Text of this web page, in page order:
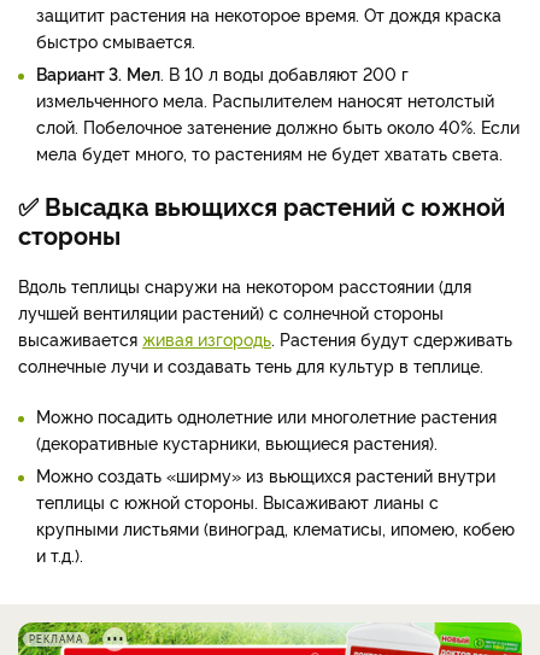
защитит растения на некоторое время. От дождя краска
быстро смывается.
Вариант 3. Мел. В 10 л воды добавляют 200 г
измельченного мела. Распылителем наносят нетолстый
слой. Побелочное затенение должно быть около 40%. Если
мела будет много, то растениям не будет хватать света.
✅ Высадка вьющихся растений с южной
стороны
Вдоль теплицы снаружи на некотором расстоянии (для
лучшей вентиляции растений) с солнечной стороны
высаживается живая изгородь. Растения будут сдерживать
солнечные лучи и создавать тень для культур в теплице.
Можно посадить однолетние или многолетние растения
(декоративные кустарники, вьющиеся растения).
Можно создать «ширму» из вьющихся растений внутри
теплицы с южной стороны. Высаживают лианы с
крупными листьями (виноград, клематисы, ипомею, кобею
и т.д.).
РЕКЛАМА